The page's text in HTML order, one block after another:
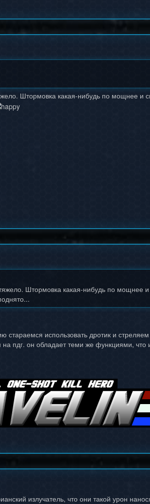
Штормовка какая-нибудь по мощнее и
Штормовка какая-нибудь по мощнее и
стараемся использовать дротик и
пдг. он обладает теми же функциями, что
излучатель, что они такой урон